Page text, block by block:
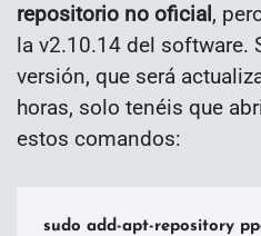
repositorio no oficial,
la v2.10.14 del software.
versión, que será
horas, solo tenéis que
estos comandos:
sudo add-apt-repository